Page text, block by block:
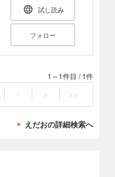
試し読み
フォロー
1～1件目 /1件
・ > >>
えだおの詳細検索へ